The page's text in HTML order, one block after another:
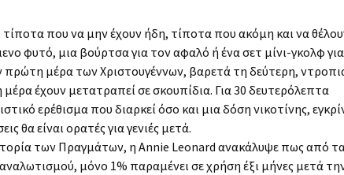
που να μην έχουν ήδη, τίποτα που ακόμη και να
φυτό, μια βούρτσα για τον αφαλό ή ένα σετ μίνι-γκολφ
πρώτη μέρα των Χριστουγέννων, βαρετά τη δεύτερη,
έχουν μετατραπεί σε σκουπίδια. Για 30 δευτερόλεπτα
ερέθισμα που διαρκεί όσο και μια δόση νικοτίνης,
θα είναι ορατές για γενιές μετά.
των Πραγμάτων, η Annie Leonard ανακάλυψε πως από
μόνο 1% παραμένει σε χρήση έξι μήνες μετά